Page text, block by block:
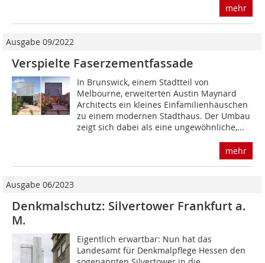
mehr
Ausgabe 09/2022
Verspielte Faserzementfassade
In Brunswick, einem Stadtteil von
Melbourne, erweiterten Austin Maynard
Architects ein kleines Einfamilienhäuschen
zu einem modernen Stadthaus. Der Umbau
zeigt sich dabei als eine ungewöhnliche,...
mehr
Ausgabe 06/2023
Denkmalschutz: Silvertower Frankfurt a.
M.
Eigentlich erwartbar: Nun hat das
Landesamt für Denkmalpflege Hessen den